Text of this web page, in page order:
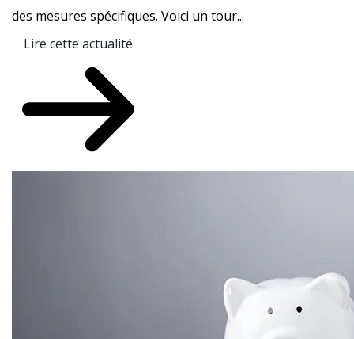
des mesures spécifiques. Voici un tour...
Lire cette actualité